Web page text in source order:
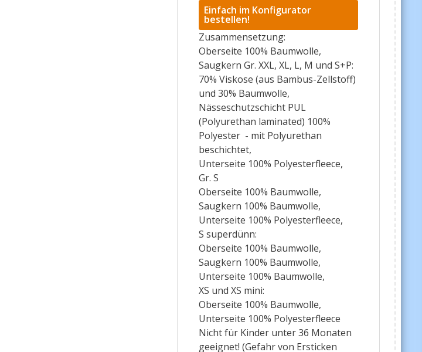
Einfach im Konfigurator
bestellen!
Zusammensetzung:
Oberseite 100% Baumwolle,
Saugkern Gr. XXL, XL, L, M und S+P:
70% Viskose (aus Bambus-Zellstoff)
und 30% Baumwolle,
Nässeschutzschicht PUL
(Polyurethan laminated) 100%
Polyester - mit Polyurethan
beschichtet,
Unterseite 100% Polyesterfleece,
Gr. S
Oberseite 100% Baumwolle,
Saugkern 100% Baumwolle,
Unterseite 100% Polyesterfleece,
S superdünn:
Oberseite 100% Baumwolle,
Saugkern 100% Baumwolle,
Unterseite 100% Baumwolle,
XS und XS mini:
Oberseite 100% Baumwolle,
Unterseite 100% Polyesterfleece
Nicht für Kinder unter 36 Monaten
geeignet! (Gefahr von Ersticken